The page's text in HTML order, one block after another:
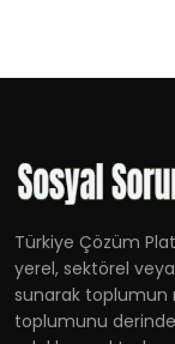
Türkiye Çözüm
yerel, sektörel
sunarak toplumun
toplumunu